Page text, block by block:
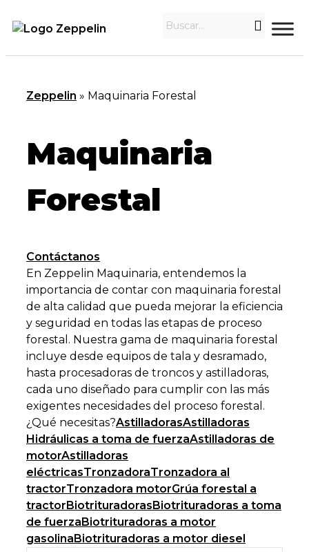
Zeppelin » Maquinaria Forestal
Maquinaria
Forestal
Contáctanos
En Zeppelin Maquinaria, entendemos la
importancia de contar con maquinaria forestal
de alta calidad que pueda mejorar la eficiencia
y seguridad en todas las etapas de proceso
forestal. Nuestra gama de maquinaria forestal
incluye desde equipos de tala y desramado,
hasta procesadoras de troncos y astilladoras,
cada uno diseñado para cumplir con las más
exigentes necesidades del proceso forestal.
¿Qué necesitas?AstilladorasAstilladoras
Hidráulicas a toma de fuerzaAstilladoras de
motorAstilladoras
eléctricasTronzadoraTronzadora al
tractorTronzadora motorGrúa forestal a
tractorBiotrituradorasBiotrituradoras a toma
de fuerzaBiotrituradoras a motor
gasolinaBiotrituradoras a motor diesel